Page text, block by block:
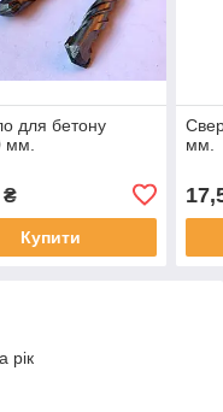
для бетону
мм.
Купити
мм.
рік